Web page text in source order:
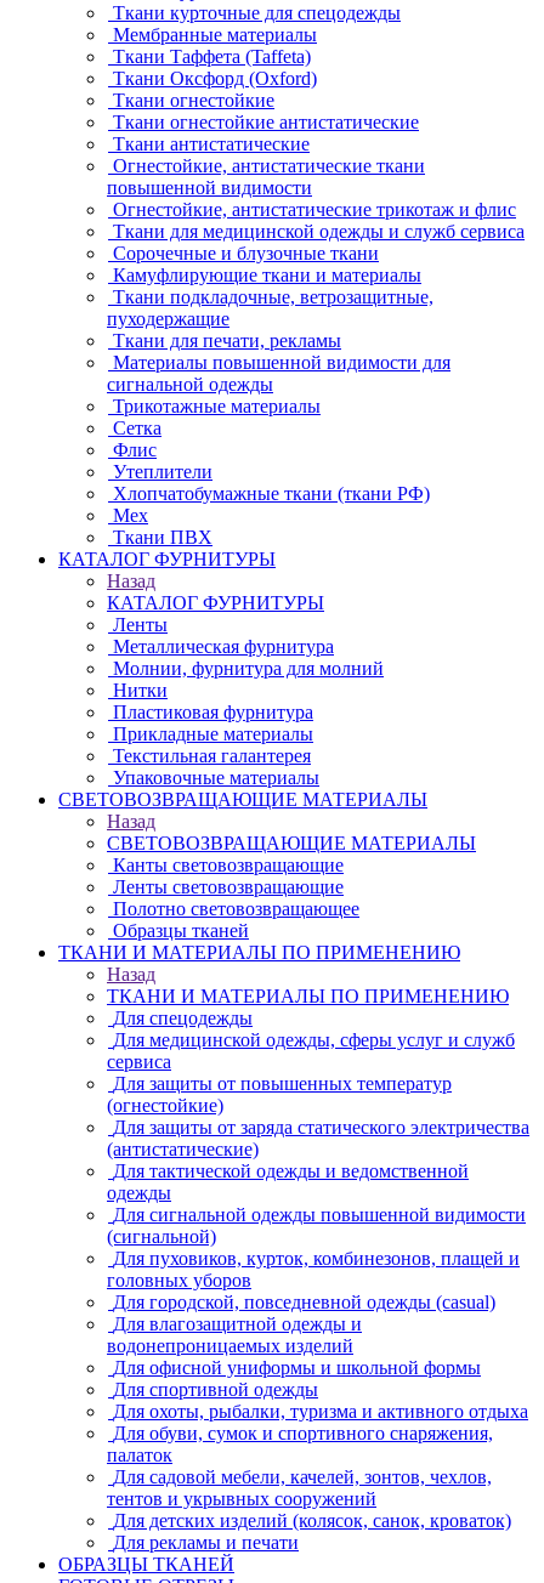
Ткани курточные для спецодежды
Мембранные материалы
Ткани Таффета (Taffeta)
Ткани Оксфорд (Oxford)
Ткани огнестойкие
Ткани огнестойкие антистатические
Ткани антистатические
Огнестойкие, антистатические ткани
повышенной видимости
Огнестойкие, антистатические трикотаж и флис
Ткани для медицинской одежды и служб сервиса
Сорочечные и блузочные ткани
Камуфлирующие ткани и материалы
Ткани подкладочные, ветрозащитные,
пуходержащие
Ткани для печати, рекламы
Материалы повышенной видимости для
сигнальной одежды
Трикотажные материалы
Сетка
Флис
Утеплители
Хлопчатобумажные ткани (ткани РФ)
Мех
Ткани ПВХ
КАТАЛОГ ФУРНИТУРЫ
Назад
КАТАЛОГ ФУРНИТУРЫ
Ленты
Металлическая фурнитура
Молнии, фурнитура для молний
Нитки
Пластиковая фурнитура
Прикладные материалы
Текстильная галантерея
Упаковочные материалы
СВЕТОВОЗВРАЩАЮЩИЕ МАТЕРИАЛЫ
Назад
СВЕТОВОЗВРАЩАЮЩИЕ МАТЕРИАЛЫ
Канты световозвращающие
Ленты световозвращающие
Полотно световозвращающее
Образцы тканей
ТКАНИ И МАТЕРИАЛЫ ПО ПРИМЕНЕНИЮ
Назад
ТКАНИ И МАТЕРИАЛЫ ПО ПРИМЕНЕНИЮ
Для спецодежды
Для медицинской одежды, сферы услуг и служб
сервиса
Для защиты от повышенных температур
(огнестойкие)
Для защиты от заряда статического электричества
(антистатические)
Для тактической одежды и ведомственной
одежды
Для сигнальной одежды повышенной видимости
(сигнальной)
Для пуховиков, курток, комбинезонов, плащей и
головных уборов
Для городской, повседневной одежды (casual)
Для влагозащитной одежды и
водонепроницаемых изделий
Для офисной униформы и школьной формы
Для спортивной одежды
Для охоты, рыбалки, туризма и активного отдыха
Для обуви, сумок и спортивного снаряжения,
палаток
Для садовой мебели, качелей, зонтов, чехлов,
тентов и укрывных сооружений
Для детских изделий (колясок, санок, кроваток)
Для рекламы и печати
ОБРАЗЦЫ ТКАНЕЙ